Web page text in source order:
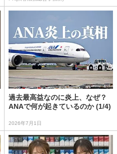
過去最高益なのに炎上、なぜ？
ANAで何が起きているのか (1/4)
2026年7月1日